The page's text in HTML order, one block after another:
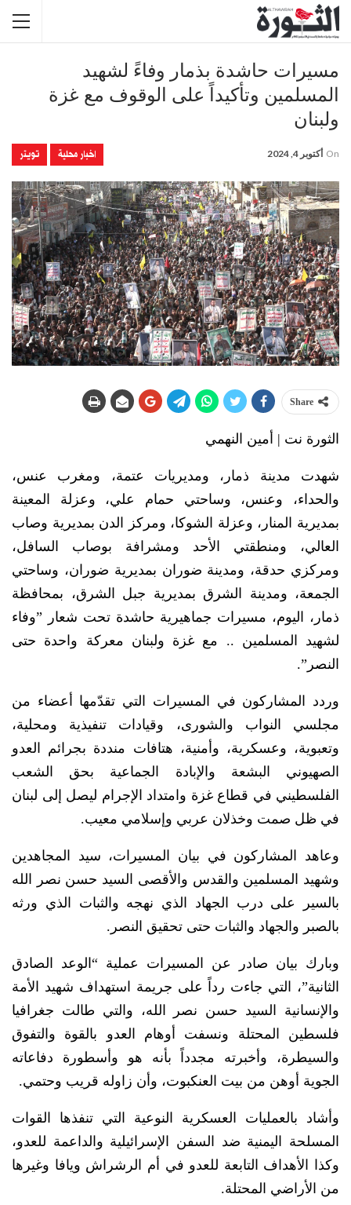
مسيرات حاشدة بذمار وفاءً لشهيد
المسلمين وتأكيداً على الوقوف مع غزة
ولبنان
اخبار محلية تويتر On أكتوبر 4, 2024
Share
الثورة نت | أمين النهمي
شهدت مدينة ذمار، ومديريات عتمة، ومغرب عنس،
والحداء، وعنس، وساحتي حمام علي، وعزلة المعينة
بمديرية المنار، وعزلة الشوكا، ومركز الدن بمديرية وصاب
العالي، ومنطقتي الأحد ومشرافة بوصاب السافل،
ومركزي حدقة، ومدينة ضوران بمديرية ضوران، وساحتي
الجمعة، ومدينة الشرق بمديرية جبل الشرق، بمحافظة
ذمار، اليوم، مسيرات جماهيرية حاشدة تحت شعار ”وفاء
لشهيد المسلمين .. مع غزة ولبنان معركة واحدة حتى
النصر”.
وردد المشاركون في المسيرات التي تقدّمها أعضاء من
مجلسي النواب والشورى، وقيادات تنفيذية ومحلية،
وتعبوية، وعسكرية، وأمنية، هتافات منددة بجرائم العدو
الصهيوني البشعة والإبادة الجماعية بحق الشعب
الفلسطيني في قطاع غزة وامتداد الإجرام ليصل إلى لبنان
في ظل صمت وخذلان عربي وإسلامي معيب.
وعاهد المشاركون في بيان المسيرات، سيد المجاهدين
وشهيد المسلمين والقدس والأقصى السيد حسن نصر الله
بالسير على درب الجهاد الذي نهجه والثبات الذي ورثه
بالصبر والجهاد والثبات حتى تحقيق النصر.
وبارك بيان صادر عن المسيرات عملية “الوعد الصادق
الثانية”، التي جاءت رداً على جريمة استهداف شهيد الأمة
والإنسانية السيد حسن نصر الله، والتي طالت جغرافيا
فلسطين المحتلة ونسفت أوهام العدو بالقوة والتفوق
والسيطرة، وأخبرته مجدداً بأنه هو وأسطورة دفاعاته
الجوية أوهن من بيت العنكبوت، وأن زاوله قريب وحتمي.
وأشاد بالعمليات العسكرية النوعية التي تنفذها القوات
المسلحة اليمنية ضد السفن الإسرائيلية والداعمة للعدو،
وكذا الأهداف التابعة للعدو في أم الرشراش ويافا وغيرها
من الأراضي المحتلة.